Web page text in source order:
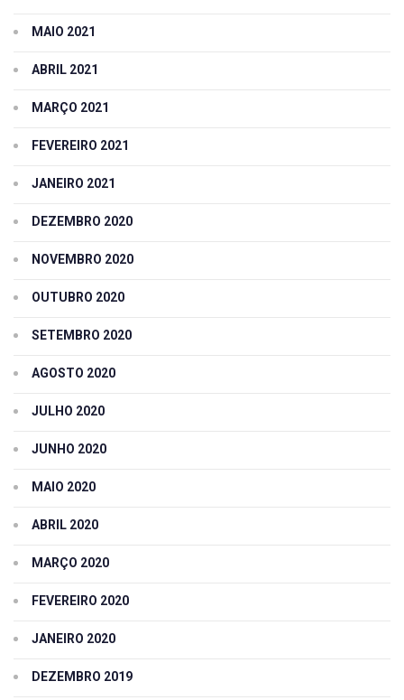
MAIO 2021
ABRIL 2021
MARÇO 2021
FEVEREIRO 2021
JANEIRO 2021
DEZEMBRO 2020
NOVEMBRO 2020
OUTUBRO 2020
SETEMBRO 2020
AGOSTO 2020
JULHO 2020
JUNHO 2020
MAIO 2020
ABRIL 2020
MARÇO 2020
FEVEREIRO 2020
JANEIRO 2020
DEZEMBRO 2019